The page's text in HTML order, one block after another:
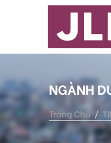
NGÀNH
Trang Chủ